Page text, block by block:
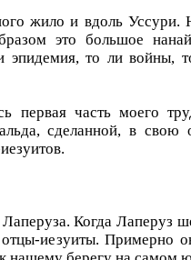
жило и вдоль Уссури.
это большое
эпидемия, то ли войны,
первая часть моего
сделанной, в свою
Когда Лаперуз
иезуиты. Примерно